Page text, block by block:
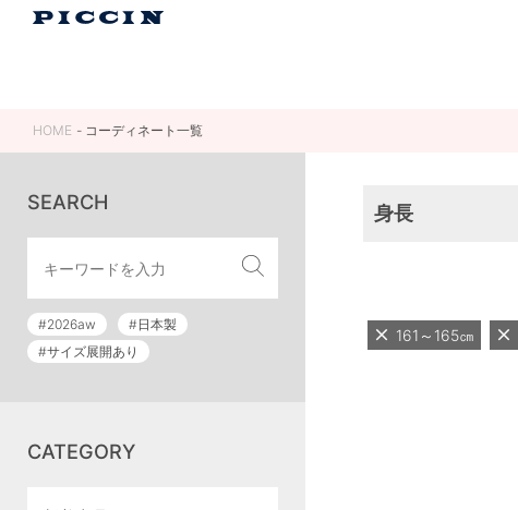
HOME コーディネート一覧
SEARCH
#2026aw
#日本製
#サイズ展開あり
CATEGORY
身長
161～165㎝